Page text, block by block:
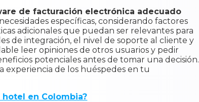
de facturación electrónica adecuado
específicas, considerando factores
adicionales que puedan ser relevantes para
de integración, el nivel de soporte al cliente y
leer opiniones de otros usuarios y pedir
potenciales antes de tomar una decisión.
experiencia de los huéspedes en tu
en Colombia?